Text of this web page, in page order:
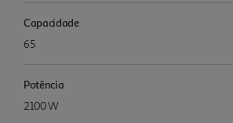
Capacidade
65
Potência
2100 W